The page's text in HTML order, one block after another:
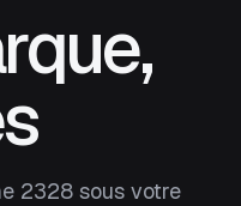
2328 sous votre